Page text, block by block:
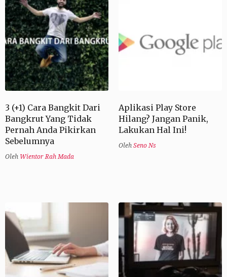
3 (+1) Cara Bangkit Dari
Bangkrut Yang Tidak
Pernah Anda Pikirkan
Sebelumnya
Oleh Wientor Rah Mada
Aplikasi Play Store
Hilang? Jangan Panik,
Lakukan Hal Ini!
Oleh Seno Ns